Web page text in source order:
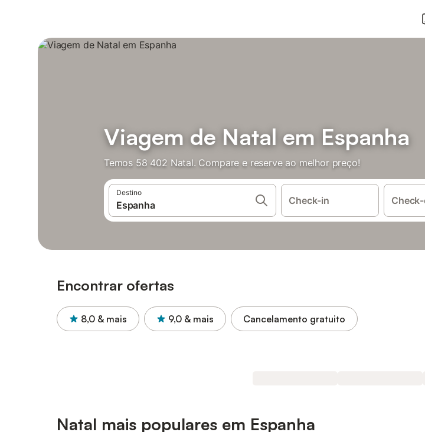
Viagem de Natal em Espanha
Temos 58 402 Natal. Compare e reserve ao melhor preço!
Destino
Check-in
Encontrar ofertas
8,0 & mais 9,0 & mais Cancelamento gratuito
Natal mais populares em Espanha